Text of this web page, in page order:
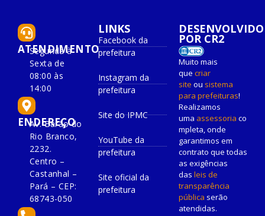
ATENDIMENTO
Segunda à
Sexta de
08:00 às
14:00
ENDEREÇO
Av. Barão do
Rio Branco,
2232.
Centro –
Castanhal –
Pará – CEP:
68743-050
LINKS
Facebook da
prefeitura
Instagram da
prefeitura
Site do IPMC
YouTube da
prefeitura
Site oficial da
prefeitura
DESENVOLVIDO
POR CR2
Muito mais
que criar
site ou sistema
para prefeituras!
Realizamos
uma assessoria co
mpleta, onde
garantimos em
contrato que todas
as exigências
das leis de
transparência
pública serão
atendidas.